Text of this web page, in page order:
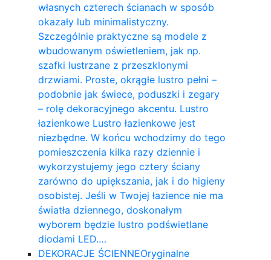
własnych czterech ścianach w sposób
okazały lub minimalistyczny.
Szczególnie praktyczne są modele z
wbudowanym oświetleniem, jak np.
szafki lustrzane z przeszklonymi
drzwiami. Proste, okrągłe lustro pełni –
podobnie jak świece, poduszki i zegary
– rolę dekoracyjnego akcentu. Lustro
łazienkowe Lustro łazienkowe jest
niezbędne. W końcu wchodzimy do tego
pomieszczenia kilka razy dziennie i
wykorzystujemy jego cztery ściany
zarówno do upiększania, jak i do higieny
osobistej. Jeśli w Twojej łazience nie ma
światła dziennego, doskonałym
wyborem będzie lustro podświetlane
diodami LED.…
DEKORACJE ŚCIENNEOryginalne